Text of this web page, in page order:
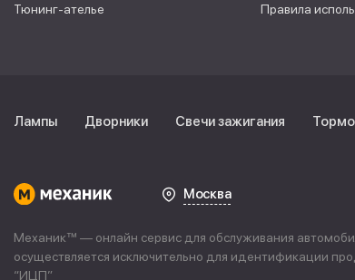
Тюнинг-ателье
Правила
Лампы Дворники Свечи зажигания
Москва
Механик™ — онлайн сервис для обслуживания
осуществляется исключительно для идентификации
“ИЦП”